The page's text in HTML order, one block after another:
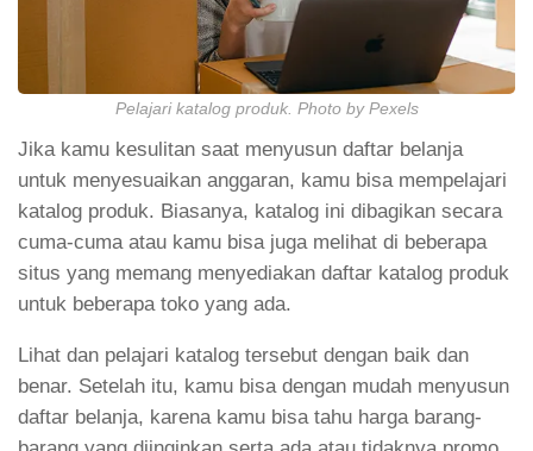
Pelajari katalog produk. Photo by Pexels
Jika kamu kesulitan saat menyusun daftar belanja
untuk menyesuaikan anggaran, kamu bisa mempelajari
katalog produk. Biasanya, katalog ini dibagikan secara
cuma-cuma atau kamu bisa juga melihat di beberapa
situs yang memang menyediakan daftar katalog produk
untuk beberapa toko yang ada.
Lihat dan pelajari katalog tersebut dengan baik dan
benar. Setelah itu, kamu bisa dengan mudah menyusun
daftar belanja, karena kamu bisa tahu harga barang-